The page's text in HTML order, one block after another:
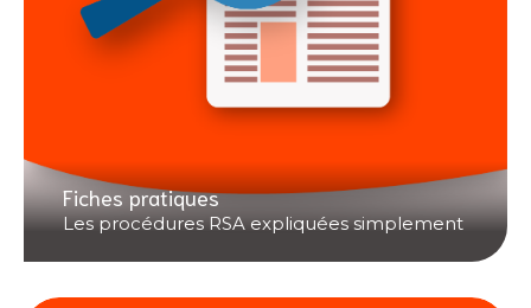
Fiches pratiques
Les procédures RSA expliquées simplement